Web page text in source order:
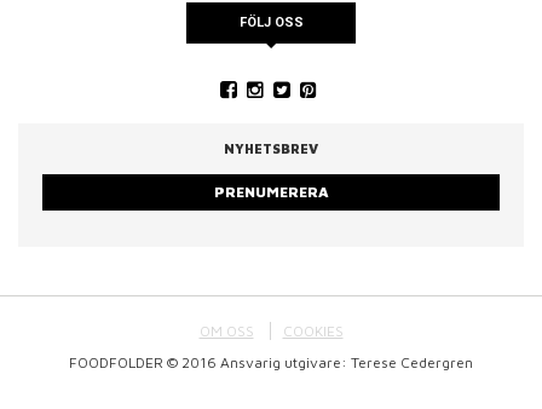
FÖLJ OSS
NYHETSBREV
PRENUMERERA
OM OSS
COOKIES
FOODFOLDER © 2016 Ansvarig utgivare: Terese Cedergren